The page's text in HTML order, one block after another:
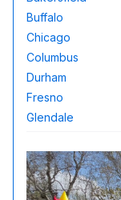
Buffalo
Chicago
Columbus
Durham
Fresno
Glendale